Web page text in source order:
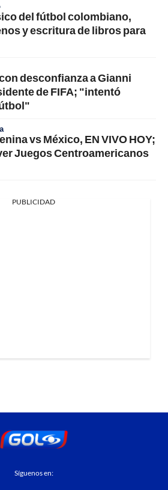
del fútbol colombiano,
y escritura de libros para
desconfianza a Gianni
de FIFA; "intentó
vs México, EN VIVO HOY;
Juegos Centroamericanos
PUBLICIDAD
Síguenos en: